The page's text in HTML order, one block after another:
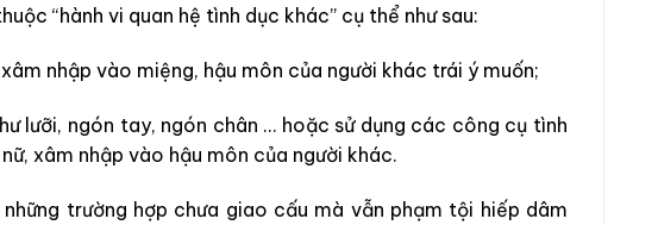
“hành vi quan hệ tình dục khác” cụ thể như sau:
nhập vào miệng, hậu môn của người khác trái ý muốn;
lưỡi, ngón tay, ngón chân … hoặc sử dụng các công cụ tình
xâm nhập vào hậu môn của người khác.
trường hợp chưa giao cấu mà vẫn phạm tội hiếp dâm